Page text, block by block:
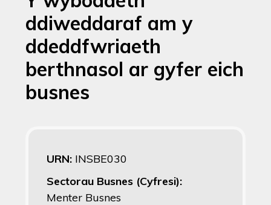
ddiweddaraf am y
ddeddfwriaeth
berthnasol ar gyfer eich
busnes
URN: INSBE030
Sectorau Busnes (Cyfresi):
Menter Busnes